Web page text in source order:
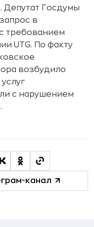
Депутат Госдумы
в
требованием
UTG. По факту
возбудило
с нарушением
канал